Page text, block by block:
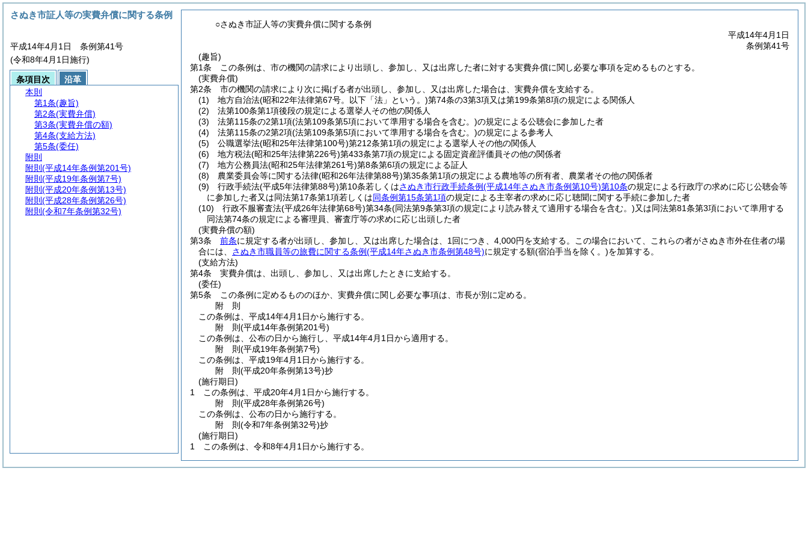
○さぬき市証人等の実費弁償に関する条例
平成14年4月1日
条例第41号
(趣旨)
第1条
この条例は、市の機関の請求により出頭し、参加し、又は出席した者に対する実費弁償に関し必要な事項を定めるものとする。
(実費弁償)
第2条
市の機関の請求により次に掲げる者が出頭し、参加し、又は出席した場合は、実費弁償を支給する。
(1)
地方自治法(昭和22年法律第67号。以下「法」という。)第74条の3第3項又は第199条第8項の規定による関係人
(2)
法第100条第1項後段の規定による選挙人その他の関係人
(3)
法第115条の2第1項(法第109条第5項において準用する場合を含む。)の規定による公聴会に参加した者
(4)
法第115条の2第2項(法第109条第5項において準用する場合を含む。)の規定による参考人
(5)
公職選挙法(昭和25年法律第100号)第212条第1項の規定による選挙人その他の関係人
(6)
地方税法(昭和25年法律第226号)第433条第7項の規定による固定資産評価員その他の関係者
(7)
地方公務員法(昭和25年法律第261号)第8条第6項の規定による証人
(8)
農業委員会等に関する法律(昭和26年法律第88号)第35条第1項の規定による農地等の所有者、農業者その他の関係者
(9)
行政手続法(平成5年法律第88号)第10条若しくはさぬき市行政手続条例(平成14年さぬき市条例第10号)第10条の規定による行政庁の求めに応じ公聴会等
に参加した者又は同法第17条第1項若しくは同条例第15条第1項の規定による主宰者の求めに応じ聴聞に関する手続に参加した者
(10)
行政不服審査法(平成26年法律第68号)第34条(同法第9条第3項の規定により読み替えて適用する場合を含む。)又は同法第81条第3項において準用する
同法第74条の規定による審理員、審査庁等の求めに応じ出頭した者
(実費弁償の額)
第3条
前条に規定する者が出頭し、参加し、又は出席した場合は、1回につき、4,000円を支給する。
この場合において、これらの者がさぬき市外在住者の場
合には、 さぬき市職員等の旅費に関する条例(平成14年さぬき市条例第48号)に規定する額(宿泊手当を除く。)を加算する。
(支給方法)
第4条
実費弁償は、出頭し、参加し、又は出席したときに支給する。
(委任)
第5条
この条例に定めるもののほか、実費弁償に関し必要な事項は、市長が別に定める。
附 則
この条例は、平成14年4月1日から施行する。
附 則(平成14年条例第201号)
この条例は、公布の日から施行し、平成14年4月1日から適用する。
附 則(平成19年条例第7号)
この条例は、平成19年4月1日から施行する。
附 則(平成20年条例第13号)抄
(施行期日)
1
この条例は、平成20年4月1日から施行する。
附 則(平成28年条例第26号)
この条例は、公布の日から施行する。
附 則(令和7年条例第32号)抄
(施行期日)
1
この条例は、令和8年4月1日から施行する。
さぬき市証人等の実費弁償に関する条例
平成14年4月1日 条例第41号
(令和8年4月1日施行)
条項目次
沿革
本則
第1条(趣旨)
第2条(実費弁償)
第3条(実費弁償の額)
第4条(支給方法)
第5条(委任)
附則
附則 (平成14年条例第201号)
附則 (平成19年条例第7号)
附則 (平成20年条例第13号)
附則 (平成28年条例第26号)
附則 (令和7年条例第32号)